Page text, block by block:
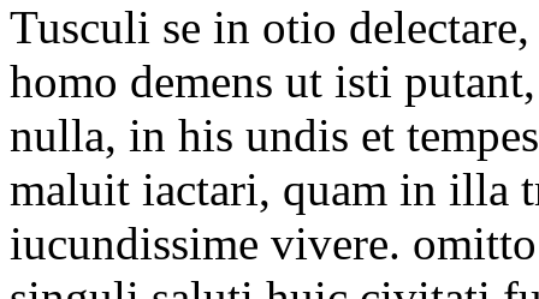
Tusculi se in otio
homo demens ut isti
nulla, in his undis et
maluit iactari, quam in illa
iucundissime vivere.